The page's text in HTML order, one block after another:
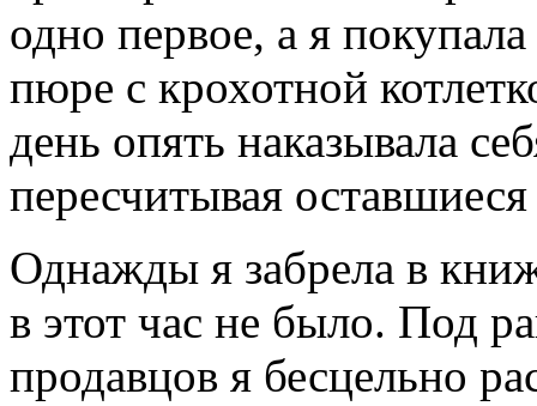
одно первое, а я
пюре с крохотной
день опять наказывала
пересчитывая
Однажды я забрела в
в этот час не было. Под
продавцов я бесцельно